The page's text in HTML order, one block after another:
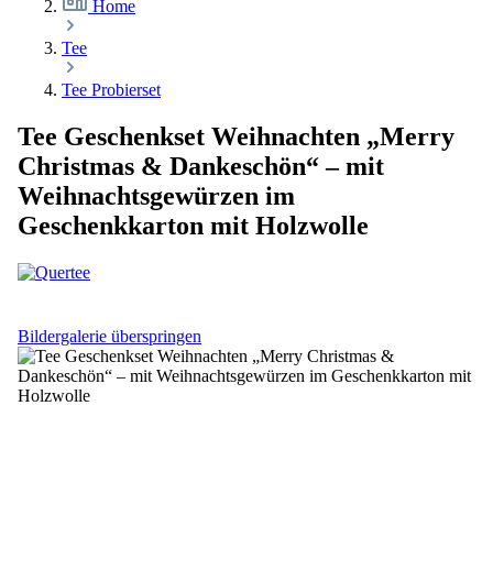
Home
Tee
Tee Probierset
Tee Geschenkset Weihnachten „Merry
Christmas & Dankeschön“ – mit
Weihnachtsgewürzen im
Geschenkkarton mit Holzwolle
Bildergalerie überspringen